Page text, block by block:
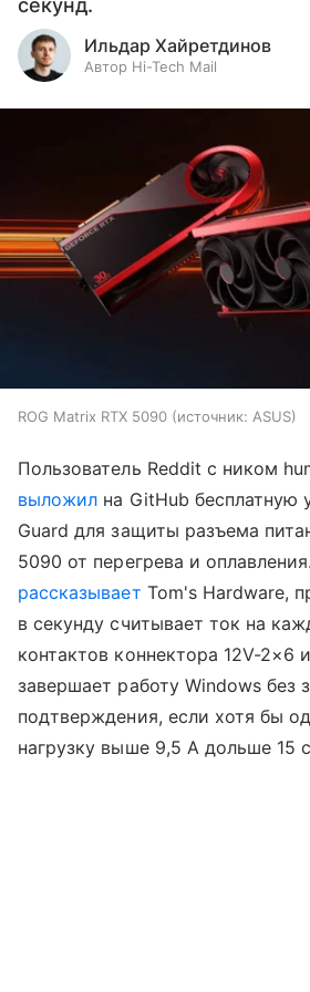
секунд.
Ильдар Хайретдинов
Автор Hi-Tech Mail
ROG Matrix RTX 5090 источник: ASUS
Пользователь Reddit с ником
выложил на GitHub бесплатную
Guard для защиты разъема
5090 от перегрева и
рассказывает Tom's Hardware,
в секунду считывает ток на
контактов коннектора 12V-2×6
завершает работу Windows без
подтверждения, если хотя бы
нагрузку выше 9,5 А дольше 15